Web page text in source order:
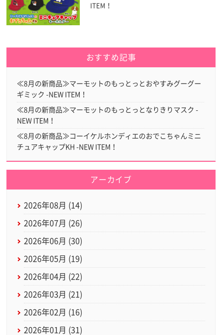
ITEM！
おすすめ記事
≪8月の新商品≫マーモットのもっとっとおやすみグーグー
ギミック -NEW ITEM！
≪8月の新商品≫マーモットのもっとっとなりきりマスク -
NEW ITEM！
≪8月の新商品≫コーイケルホンディエのおでこちゃんミニ
チュアキャップKH -NEW ITEM！
アーカイブ
2026年08月 (14)
2026年07月 (26)
2026年06月 (30)
2026年05月 (19)
2026年04月 (22)
2026年03月 (21)
2026年02月 (16)
2026年01月 (31)